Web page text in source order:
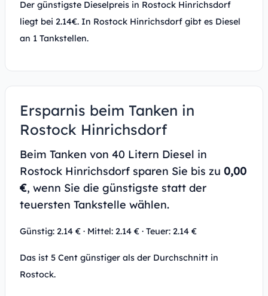
Der günstigste Dieselpreis in Rostock Hinrichsdorf
liegt bei 2.14€. In Rostock Hinrichsdorf gibt es Diesel
an 1 Tankstellen.
Ersparnis beim Tanken in
Rostock Hinrichsdorf
Beim Tanken von 40 Litern Diesel in
Rostock Hinrichsdorf sparen Sie bis zu 0,00
€, wenn Sie die günstigste statt der
teuersten Tankstelle wählen.
Günstig: 2.14 € · Mittel: 2.14 € · Teuer: 2.14 €
Das ist 5 Cent günstiger als der Durchschnitt in
Rostock.